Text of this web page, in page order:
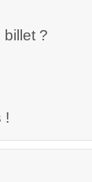
billet ?
!